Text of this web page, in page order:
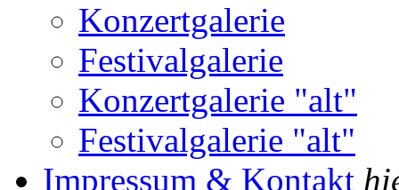
Konzertgalerie
Festivalgalerie
Konzertgalerie "alt"
Festivalgalerie "alt"
Impressum & Kontakt